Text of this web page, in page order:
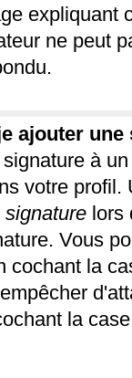
expliquant
ne peut
ajouter
à
votre
lors
Vous
cochant la
la